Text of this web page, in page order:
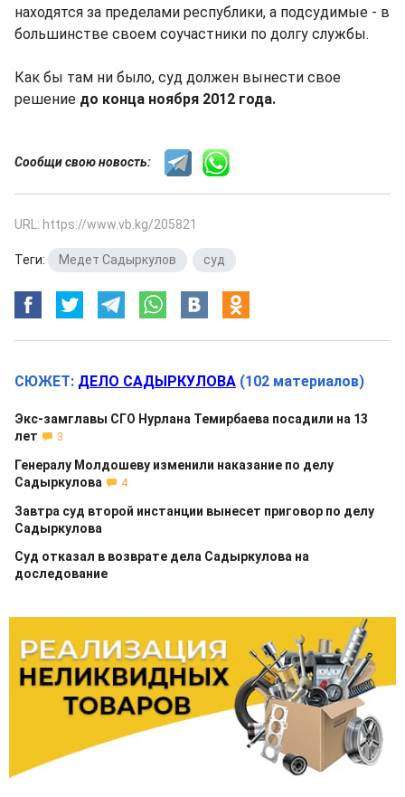
находятся за пределами республики, а подсудимые - в
большинстве своем соучастники по долгу службы.
Как бы там ни было, суд должен вынести свое
решение до конца ноября 2012 года.
Сообщи свою новость:
URL: https://www.vb.kg/205821
Теги: Медет Садыркулов суд
СЮЖЕТ: ДЕЛО САДЫРКУЛОВА (102 материалов)
Экс-замглавы СГО Нурлана Темирбаева посадили на 13
лет
3
Генералу Молдошеву изменили наказание по делу
Садыркулова
4
Завтра суд второй инстанции вынесет приговор по делу
Садыркулова
Суд отказал в возврате дела Садыркулова на
доследование